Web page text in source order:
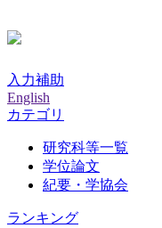
入力補助
English
カテゴリ
研究科等一覧
学位論文
紀要・学協会
ランキング